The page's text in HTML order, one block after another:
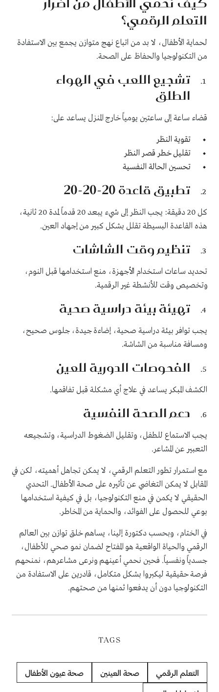
التعلم الرقمي؟
لحماية الأطفال، لا بد من اتباع نهج متوازن يجمع بين الاستفادة
من التكنولوجيا والحفاظ على الصحة.
تشجيع اللعب في الهواء
الطلق
قضاء ساعة إلى ساعتين يومياً خارج المنزل يساعد على:
تقوية النظر
تقليل خطر قصر النظر
تحسين الحالة النفسية
تطبيق قاعدة 20-20-20
كل 20 دقيقة: يجب النظر إلى شيء يبعد 20 قدماً لمدة 20 ثانية،
هذه القاعدة البسيطة تقلل بشكل كبير من إجهاد العين.
تنظيم وقت الشاشات
تحديد ساعات استخدام الأجهزة، منع استخدامها قبل النوم،
وتخصيص وقت للأنشطة غير الرقمية.
تهيئة بيئة دراسية صحية
يجب توافر بيئة دراسية صحية، إضاءة جيدة، جلوس صحيح،
ومسافة مناسبة من الشاشة.
الفحوصات الدورية للعين
الكشف المبكر يساعد في علاج أي مشكلة قبل تفاقمها.
دعم الصحة النفسية
يجب الاستماع للطفل، وتقليل الضغوط الدراسية، وتشجيعه
التعبير عن المشاعر.
مع استمرار تطور التعلم الرقمي، لا يمكن تجاهل أهميته، لكن في
المقابل لا يمكن التغاضي عن تأثيره على صحة الأطفال. التحدي
الحقيقي لا يكمن في منع التكنولوجيا، بل في كيفية استخدامها
بوعي للحصول على الفوائد، والحماية من المخاطر.
في الختام، وبحسب دكتورة إلينا، يساهم خلق توازن بين العالم
الرقمي والحياة الواقعية هو المفتاح لضمان نمو صحي للأطفال،
جسدياً ونفسياً. فحين نحمي أعينهم ونرعى مشاعرهم، نمنحهم
فرصة حقيقية ليكبروا بشكل متكامل، قادرين على الاستفادة من
التكنولوجيا دون أن يدفعوا ثمنها من صحتهم.
TAGS
التعلم الرقمي صحة العينين صحة عيون الأطفال